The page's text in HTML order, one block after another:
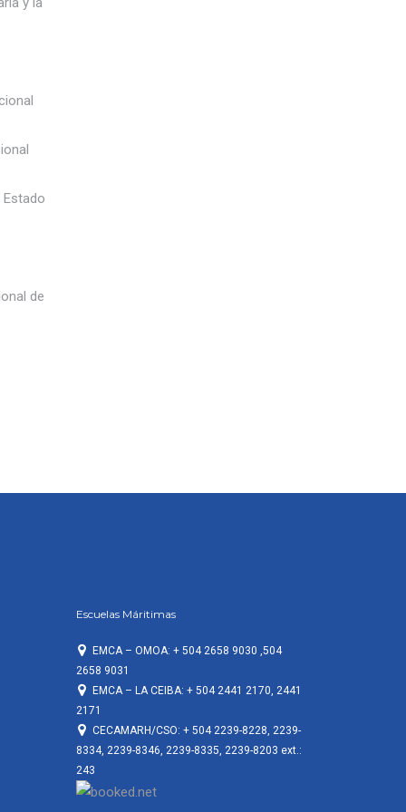
de
Escuelas Máritimas
EMCA – OMOA: + 504 2658 9030 ,504
2658 9031
EMCA – LA CEIBA: + 504 2441 2170, 2441
2171
CECAMARH/CSO: + 504 2239-8228, 2239-
8334, 2239-8346, 2239-8335, 2239-8203 ext.:
243